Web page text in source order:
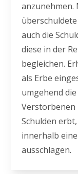
anzunehmen.
auch die
diese in der
begleichen.
als Erbe
umgehend
Verstorbenen
Schulden
innerhalb
ausschlagen.